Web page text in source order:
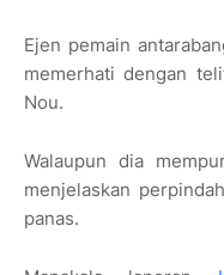
Ejen pemain
memerhati dengan
Nou.
Walaupun dia
menjelaskan
panas.